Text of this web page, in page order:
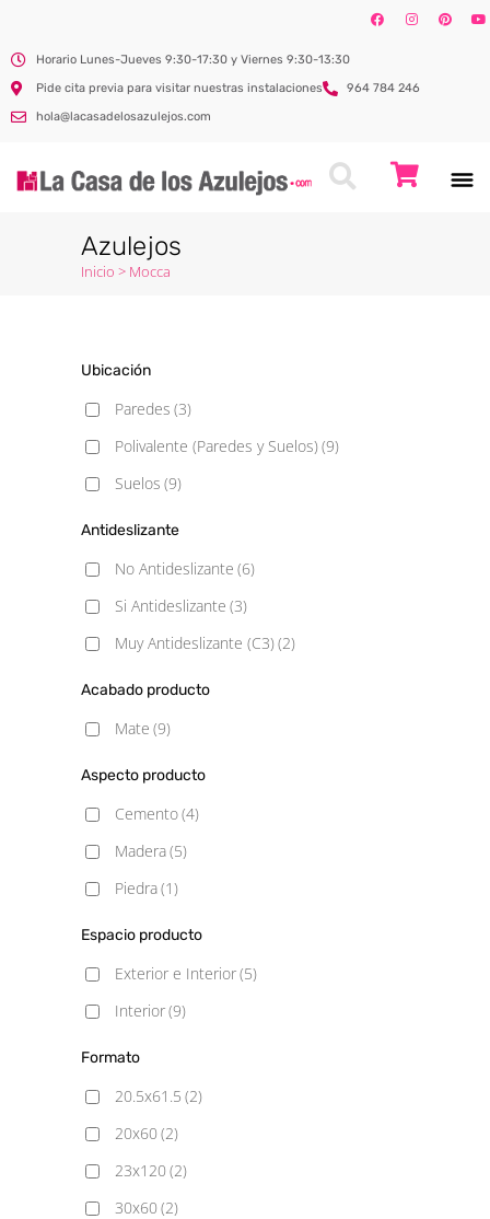
Horario Lunes-Jueves 9:30-17:30 y Viernes 9:30-13:30
Pide cita previa para visitar nuestras instalaciones
964 784 246
hola@lacasadelosazulejos.com
Azulejos
Inicio > Mocca
Ubicación
Paredes (3)
Polivalente (Paredes y Suelos)(9)
Suelos (9)
Antideslizante
No Antideslizante (6)
Si Antideslizante (3)
Muy Antideslizante (C3)(2)
Acabado producto
Mate (9)
Aspecto producto
Cemento(4)
Madera(5)
Piedra(1)
Espacio producto
Exterior e Interior(5)
Interior(9)
Formato
20.5x61.5 (2)
20x60 (2)
23x120 (2)
30x60 (2)